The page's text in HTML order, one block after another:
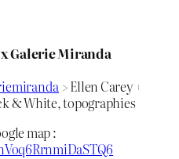
Galerie Miranda
> Ellen Carey +
& White, topographies
map :